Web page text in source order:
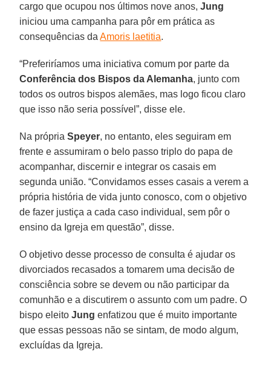
cargo que ocupou nos últimos nove anos,Jung
iniciou uma campanha para pôr em prática as
consequências daAmoris laetitia.
“Preferiríamos uma iniciativa comum por parte da
Conferência dos Bispos da Alemanha, junto com
todos os outros bispos alemães, mas logo ficou claro
que isso não seria possível”, disse ele.
Na própriaSpeyer, no entanto, eles seguiram em
frente e assumiram o belo passo triplo do papa de
acompanhar, discernir e integrar os casais em
segunda união. “Convidamos esses casais a verem a
própria história de vida junto conosco, com o objetivo
de fazer justiça a cada caso individual, sem pôr o
ensino da Igreja em questão”, disse.
O objetivo desse processo de consulta é ajudar os
divorciados recasados a tomarem uma decisão de
consciência sobre se devem ou não participar da
comunhão e a discutirem o assunto com um padre. O
bispo eleitoJung enfatizou que é muito importante
que essas pessoas não se sintam, de modo algum,
excluídas da Igreja.